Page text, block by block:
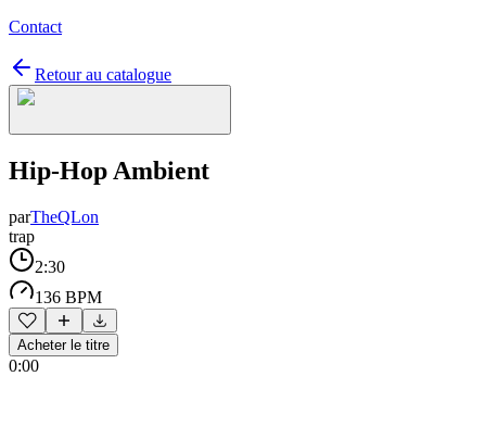
Contact
Retour au catalogue
Hip-Hop Ambient
parTheQLon
trap
2:30
136 BPM
Acheter le titre
0:00